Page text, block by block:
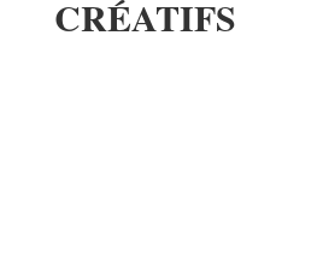
CRÉATIFS